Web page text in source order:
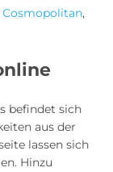
Cosmopolitan,
befindet sich
aus der
lassen sich
Hinzu